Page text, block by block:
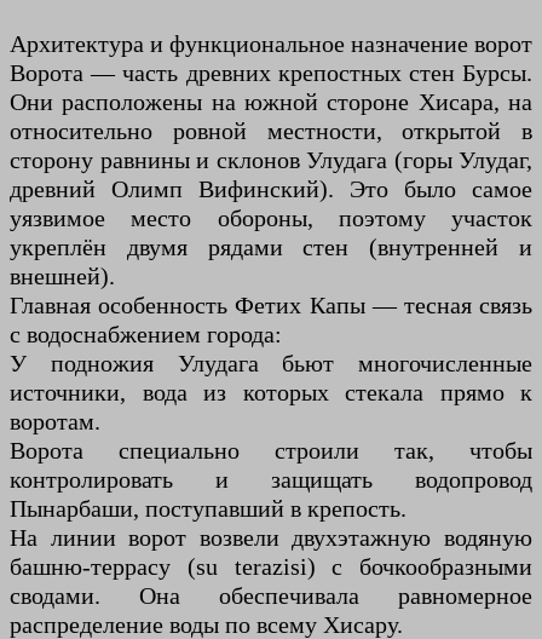
Архитектура и функциональное назначение ворот
Ворота — часть древних крепостных стен Бурсы.
Они расположены на южной стороне Хисара, на
относительно ровной местности, открытой в
сторону равнины и склонов Улудага (горы Улудаг,
древний Олимп Вифинский). Это было самое
уязвимое место обороны, поэтому участок
укреплён двумя рядами стен (внутренней и
внешней).
Главная особенность Фетих Капы — тесная связь
с водоснабжением города:
У подножия Улудага бьют многочисленные
источники, вода из которых стекала прямо к
воротам.
Ворота специально строили так, чтобы
контролировать и защищать водопровод
Пынарбаши, поступавший в крепость.
На линии ворот возвели двухэтажную водяную
башню-террасу (su terazisi) с бочкообразными
сводами. Она обеспечивала равномерное
распределение воды по всему Хисару.